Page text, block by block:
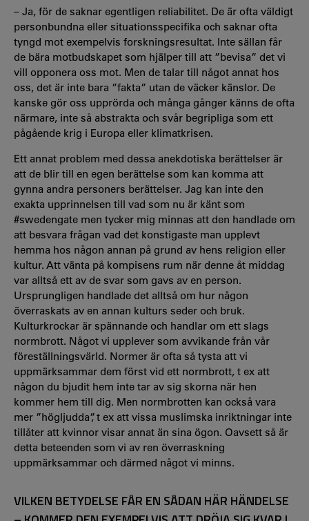
– Ja, för de saknar egentligen reliabilitet. De är ofta väldigt
personbundna eller situationsspecifika och saknar ofta
tyngd mot exempelvis forskningsresultat. Inte sällan får
de bära motbudskapet som hjälper till att ”bevisa” det vi
vill opponera oss mot. Men de talar till något annat hos
oss, det är inte bara ”fakta” utan de väcker känslor. De
kanske gör oss upprörda och många gånger känns de ofta
närmare, inte så abstrakta och svår begripliga som ett
pågående krig i Europa eller klimatkrisen.
Ett annat problem med dessa anekdotiska berättelser är
att de blir till en egen berättelse som kan komma att
gynna andra personers berättelser. Jag kan inte den
exakta upprinnelsen till vad som nu är känt som
#swedengate men tycker mig minnas att den handlade om
att besvara frågan vad det konstigaste man upplevt
hemma hos någon annan på grund av hens religion eller
kultur. Att vänta på kompisens rum när denne åt middag
var alltså ett av de svar som gavs av en person.
Ursprungligen handlade det alltså om hur någon
överraskats av en annan kulturs seder och bruk.
Kulturkrockar är spännande och handlar om ett slags
normbrott. Något vi upplever som avvikande från vår
föreställningsvärld. Normer är ofta så tysta att vi
uppmärksammar dem först vid ett normbrott, t ex att
någon du bjudit hem inte tar av sig skorna när hen
kommer hem till dig. Men normbrotten kan också vara
mer ”högljudda”, t ex att vissa muslimska inriktningar inte
tillåter att kvinnor visar annat än sina ögon. Oavsett så är
detta beteenden som vi av ren överraskning
uppmärksammar och därmed något vi minns.
VILKEN BETYDELSE FÅR EN SÅDAN HÄR HÄNDELSE